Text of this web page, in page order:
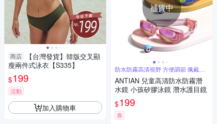
商店
【台灣發貨】韓版交叉顯
瘦兩件式泳衣【S335】
$199
活動
加入購物車
補貨中
防水防霧高清視野 方便調節 佩戴舒
適
ANTIAN 兒童高清防水防霧潛
水鏡 小孩矽膠泳鏡 潛水護目鏡
$199
券